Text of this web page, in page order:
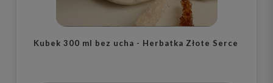
Kubek 300 ml bez ucha - Herbatka Złote Serce